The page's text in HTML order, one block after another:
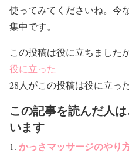
使ってみてくださいね。今
集中です。
この投稿は役に立ちました
役に立った
28人がこの投稿は役に立っ
この記事を読んだ人
います
かっさマッサージのやり